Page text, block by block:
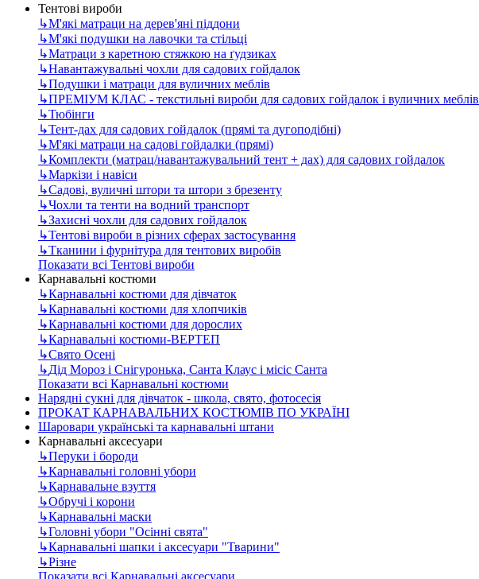
Тентові вироби
↳М'які матраци на дерев'яні піддони
↳М'які подушки на лавочки та стільці
↳Матраци з каретною стяжкою на ґудзиках
↳Навантажувальні чохли для садових гойдалок
↳Подушки і матраци для вуличних меблів
↳ПРЕМІУМ КЛАС - текстильні вироби для садових гойдалок і вуличних меблів
↳Тюбінги
↳Тент-дах для садових гойдалок (прямі та дугоподібні)
↳М'які матраци на садові гойдалки (прямі)
↳Комплекти (матрац/навантажувальний тент + дах) для садових гойдалок
↳Маркізи і навіси
↳Садові, вуличні штори та штори з брезенту
↳Чохли та тенти на водний транспорт
↳Захисні чохли для садових гойдалок
↳Тентові вироби в різних сферах застосування
↳Тканини і фурнітура для тентових виробів
Показати всі Тентові вироби
Карнавальні костюми
↳Карнавальні костюми для дівчаток
↳Карнавальні костюми для хлопчиків
↳Карнавальні костюми для дорослих
↳Карнавальні костюми-ВЕРТЕП
↳Свято Осені
↳Дід Мороз і Снігуронька, Санта Клаус і місіс Санта
Показати всі Карнавальні костюми
Нарядні сукні для дівчаток - школа, свято, фотосесія
ПРОКАТ КАРНАВАЛЬНИХ КОСТЮМІВ ПО УКРАЇНІ
Шаровари українські та карнавальні штани
Карнавальні аксесуари
↳Перуки і бороди
↳Карнавальні головні убори
↳Карнавальне взуття
↳Обручі і корони
↳Карнавальні маски
↳Головні убори "Осінні свята"
↳Карнавальні шапки і аксесуари "Тварини"
↳Різне
Показати всі Карнавальні аксесуари